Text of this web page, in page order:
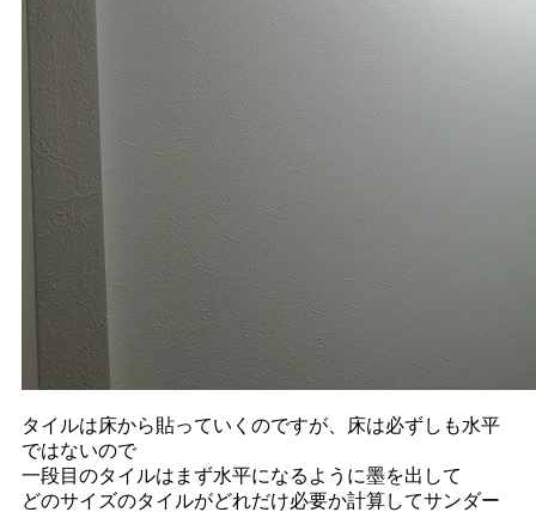
タイルは床から貼っていくのですが、床は必ずしも水平
ではないので
一段目のタイルはまず水平になるように墨を出して
どのサイズのタイルがどれだけ必要か計算してサンダー